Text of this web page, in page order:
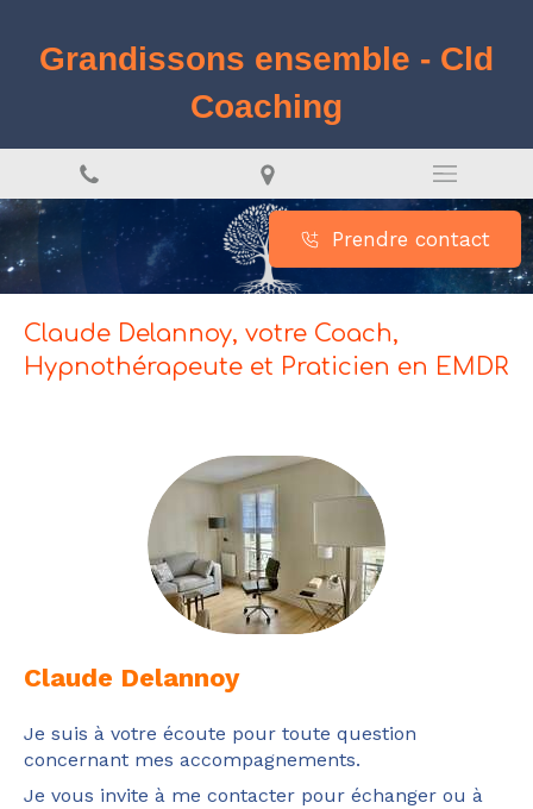
Grandissons ensemble - Cld
Coaching
Prendre contact
Claude Delannoy, votre Coach,
Hypnothérapeute et Praticien en EMDR
Claude Delannoy
Je suis à votre écoute pour toute question
concernant mes accompagnements.
Je vous invite à me contacter pour échanger ou à